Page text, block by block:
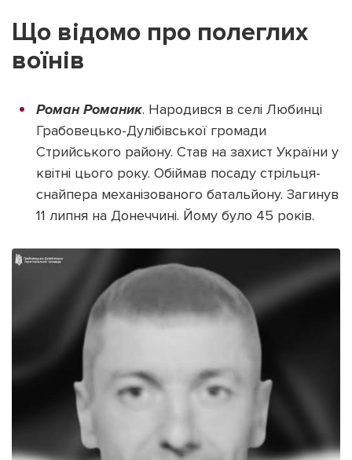
Підтримати dyvys.info
Що відомо про полеглих
воїнів
Роман Романик. Народився в селі Любинці
Грабовецько-Дулібівської громади
Стрийського району. Став на захист України у
квітні цього року. Обіймав посаду стрільця-
снайпера механізованого батальйону. Загинув
11 липня на Донеччині. Йому було 45 років.